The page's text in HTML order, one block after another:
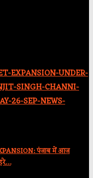
पंजाब में आज